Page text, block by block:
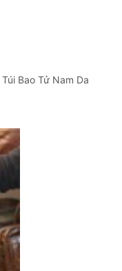
Túi Bao Tử Nam Da